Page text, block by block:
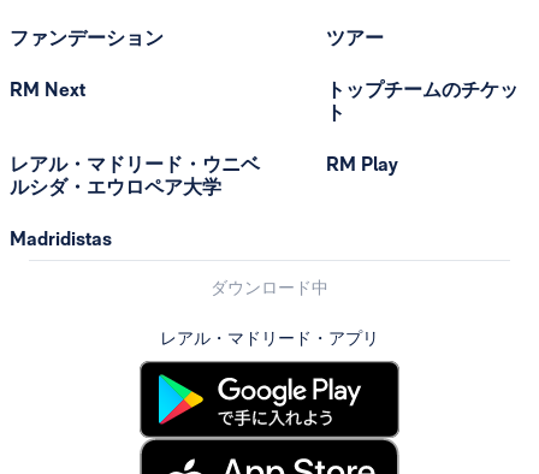
ファンデーション
RM Next
レアル・マドリード・ウニベ
ルシダ・エウロペア大学
Madridistas
ツアー
トップチームのチケッ
ト
RM Play
ダウンロード中
レアル・マドリード・アプリ